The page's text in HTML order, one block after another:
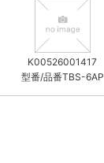
K00526001417
型番/品番TBS-6AP